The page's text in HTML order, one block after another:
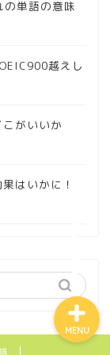
単語の意味
越えし
がいいか
はいかに！
MENU
で楽
れる
本！
カラ
して
いま